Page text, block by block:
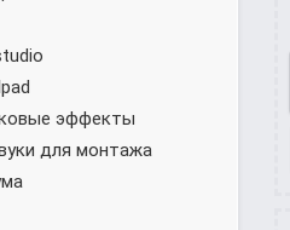
эффекты
для монтажа